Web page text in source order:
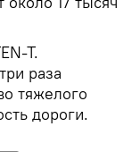
T.
раза
тяжелого
дороги.